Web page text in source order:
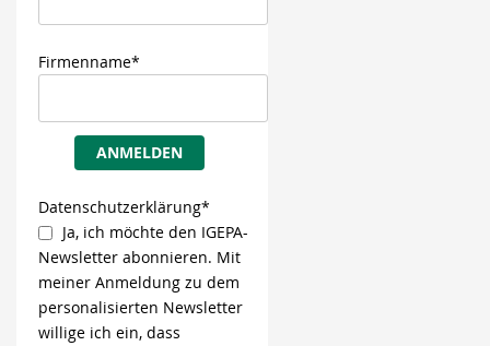
Firmenname*
ANMELDEN
Datenschutzerklärung*
Ja, ich möchte den IGEPA-
Newsletter abonnieren. Mit
meiner Anmeldung zu dem
personalisierten Newsletter
willige ich ein, dass